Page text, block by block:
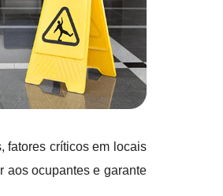
fatores críticos em locais
aos ocupantes e garante